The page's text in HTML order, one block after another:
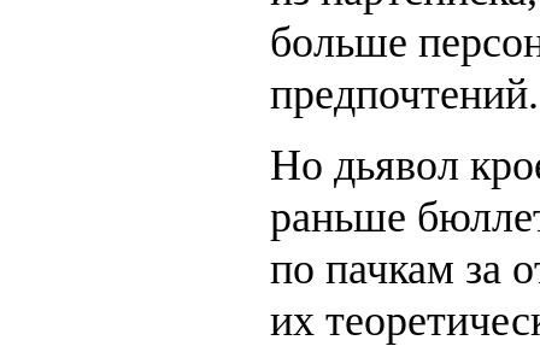
больше
предпочтений.
Но дьявол
раньше
по пачкам за
их